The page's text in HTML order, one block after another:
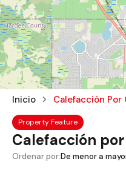
Inicio Calefacción Por
Property Feature
Calefacción
Ordenar por:De menor a